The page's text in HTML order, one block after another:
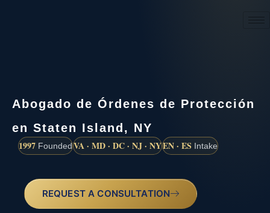
Abogado de Órdenes de Protección
en Staten Island, NY
1997 FoundedVA · MD · DC · NJ · NYEN · ES Intake
REQUEST A CONSULTATION